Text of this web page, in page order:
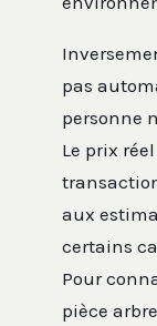
pas
personne
Le prix
aux
certains
Pour
pièce